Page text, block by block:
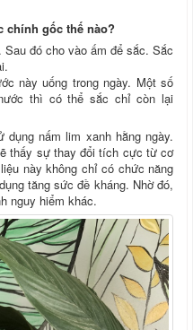
gốc thế nào?
đó cho vào ấm để sắc. Sắc
này uống trong ngày. Một số
thì có thể sắc chỉ còn lại
nấm lim xanh hằng ngày.
thấy sự thay đổi tích cực từ cơ
này không chỉ có chức năng
tăng sức đề kháng. Nhờ đó,
nguy hiểm khác.